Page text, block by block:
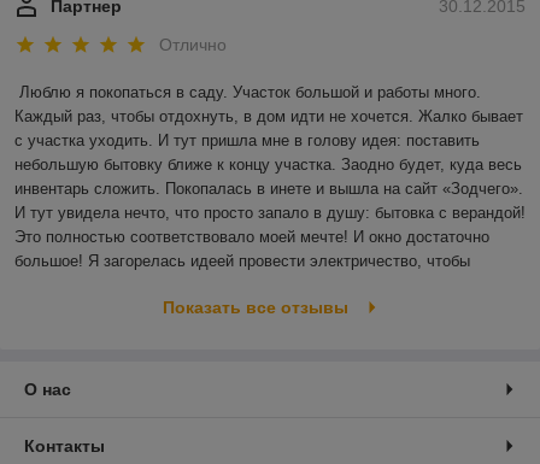
30.12.2015
Партнер
Отлично
Люблю я покопаться в саду. Участок большой и работы много.
Каждый раз, чтобы отдохнуть, в дом идти не хочется. Жалко бывает
с участка уходить. И тут пришла мне в голову идея: поставить
небольшую бытовку ближе к концу участка. Заодно будет, куда весь
инвентарь сложить. Покопалась в инете и вышла на сайт «Зодчего».
И тут увидела нечто, что просто запало в душу: бытовка с верандой!
Это полностью соответствовало моей мечте! И окно достаточно
большое! Я загорелась идеей провести электричество, чтобы
Показать все отзывы
О нас
Контакты